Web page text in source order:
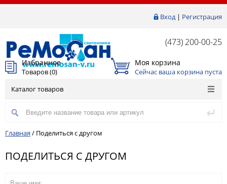
Вход| Регистрация
(473) 200-00-25
Избранное
Товаров (0)
Моя корзина
Сейчас ваша корзина пуста
Каталог товаров
Главная / Поделиться с другом
ПОДЕЛИТЬСЯ С ДРУГОМ